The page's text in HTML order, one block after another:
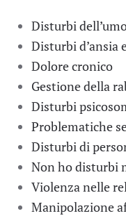
Disturbi
Disturbi d’ansia
Dolore cronico
Gestione della
Disturbi
Problematiche
Disturbi di
Non ho disturbi
Violenza nelle
Manipolazione